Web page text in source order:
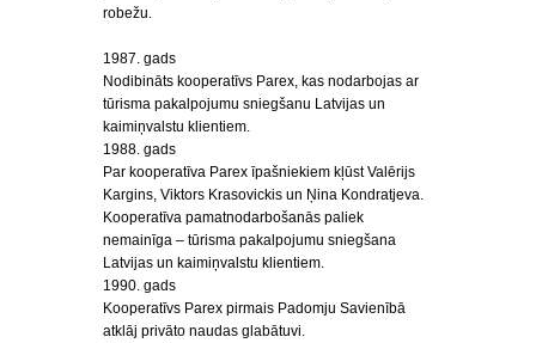
robežu.
1987. gads
Nodibināts kooperatīvs Parex, kas nodarbojas ar
tūrisma pakalpojumu sniegšanu Latvijas un
kaimiņvalstu klientiem.
1988. gads
Par kooperatīva Parex īpašniekiem kļūst Valērijs
Kargins, Viktors Krasovickis un Ņina Kondratjeva.
Kooperatīva pamatnodarbošanās paliek
nemainīga – tūrisma pakalpojumu sniegšana
Latvijas un kaimiņvalstu klientiem.
1990. gads
Kooperatīvs Parex pirmais Padomju Savienībā
atklāj privāto naudas glabātuvi.